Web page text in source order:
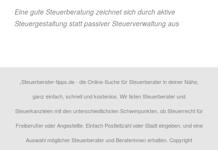
Eine gute Steuerberatung zeichnet sich durch aktive
Steuergestaltung statt passiver Steuerverwaltung aus
„Steuerberater-tipps.de - die Online-Suche für Steuerberater in deiner Nähe,
ganz einfach, schnell und kostenlos. Wir listen Steuerberater und
Steuerkanzleien mit den unterschiedlichsten Schwerpunkten, ob Steuerrecht für
Freiberufler oder Angestellte. Einfach Postleitzahl oder Stadt eingeben, und eine
Auswahl möglicher Steuerberater und Beraterinnen erhalten. Copyright